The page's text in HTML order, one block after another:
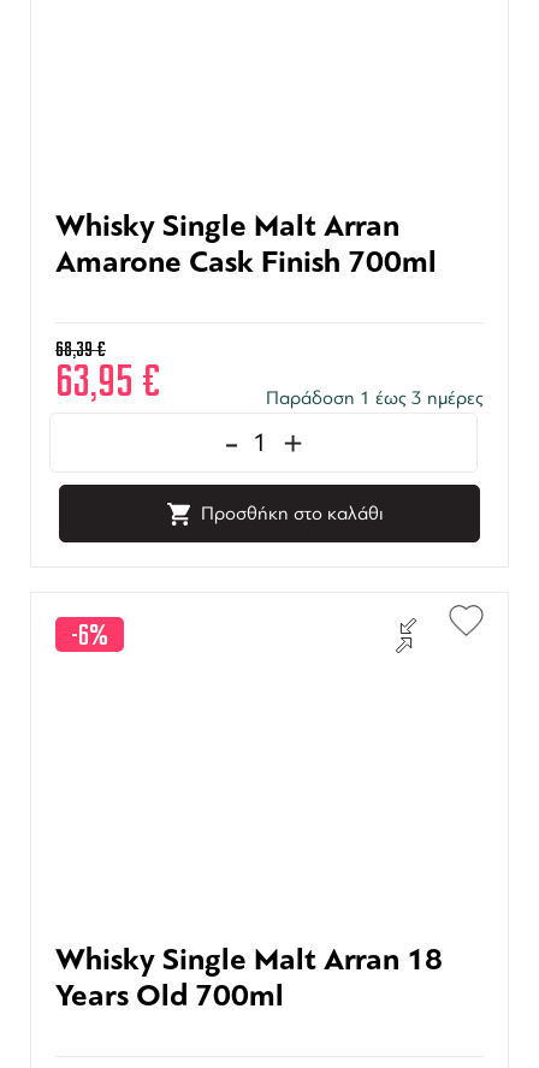
Whisky Single Malt Arran
Amarone Cask Finish 700ml
68,39€
63,95 € Παράδοση 1 έως 3 ημέρες
- +
Προσθήκη στο καλάθι
-6%
Whisky Single Malt Arran 18
Years Old 700ml